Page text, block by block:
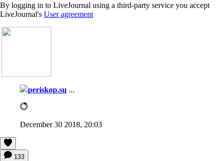
By logging in to LiveJournal using a third-party service you accept
LiveJournal's User agreement
periskop.su ...
December 30 2018, 20:03
133